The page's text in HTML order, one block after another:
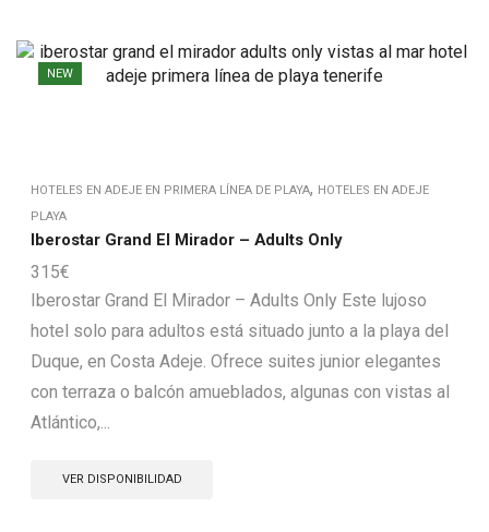
NEW
HOTELES EN ADEJE EN PRIMERA LÍNEA DE PLAYA, HOTELES EN ADEJE
PLAYA
Iberostar Grand El Mirador – Adults Only
315€
Iberostar Grand El Mirador – Adults Only Este lujoso
hotel solo para adultos está situado junto a la playa del
Duque, en Costa Adeje. Ofrece suites junior elegantes
con terraza o balcón amueblados, algunas con vistas al
Atlántico,...
VER DISPONIBILIDAD